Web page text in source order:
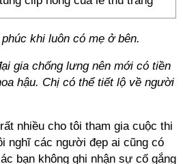
khi luôn có mẹ ở bên.
gia chống lưng nên mới có tiền
hậu. Chị có thể tiết lộ về người
nhiều cho tôi tham gia cuộc thi
nghĩ các người đẹp ai cũng có
bạn không ghi nhận sự cố gắng